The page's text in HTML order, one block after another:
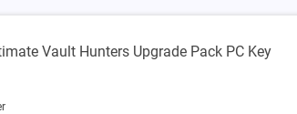
Vault Hunters Upgrade Pack PC Key